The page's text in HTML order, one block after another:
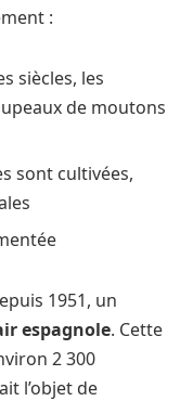
:
siècles, les
de moutons
sont cultivées,
1951, un
espagnole. Cette
2 300
l’objet de